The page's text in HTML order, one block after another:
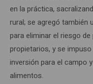
en la práctica,
rural; se agregó también
para eliminar el riesgo
propietarios, y se
inversión para el campo
alimentos.